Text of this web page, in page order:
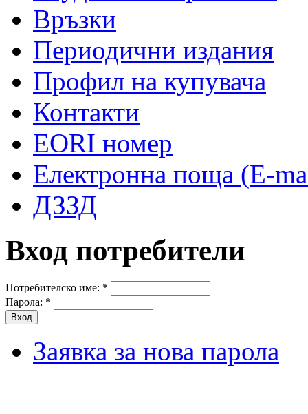
Връзки
Периодични издания
Профил на купувача
Контакти
EORI номер
Електронна поща (E-
ДЗЗД
Вход потребители
Потребителско име: *
Парола: *
Заявка за нова парола